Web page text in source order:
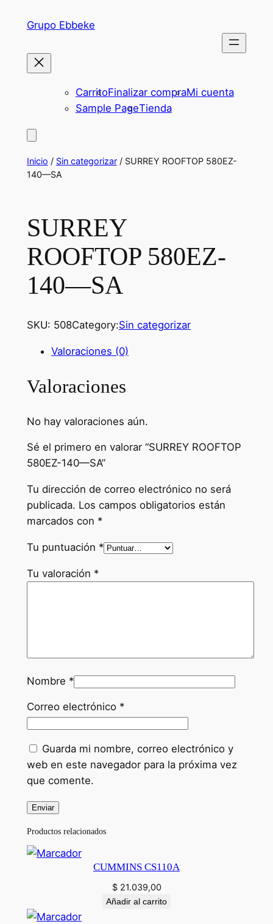
Grupo Ebbeke
CarritoFinalizar compraMi cuenta
Sample PageTienda
Inicio / Sin categorizar/ SURREY ROOFTOP 580EZ-
140—SA
SURREY
ROOFTOP 580EZ-
140—SA
SKU: 508Category:Sin categorizar
Valoraciones (0)
Valoraciones
No hay valoraciones aún.
Sé el primero en valorar “SURREY ROOFTOP
580EZ-140—SA”
Tu dirección de correo electrónico no será
publicada. Los campos obligatorios están
marcados con *
Tu puntuación *
Tu valoración *
Nombre *
Correo electrónico *
Guarda mi nombre, correo electrónico y
web en este navegador para la próxima vez
que comente.
Productos relacionados
CUMMINS CS110A
$21.039,00
Añadir al carrito